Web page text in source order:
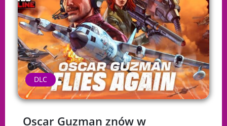
DLC
Oscar Guzman znów w